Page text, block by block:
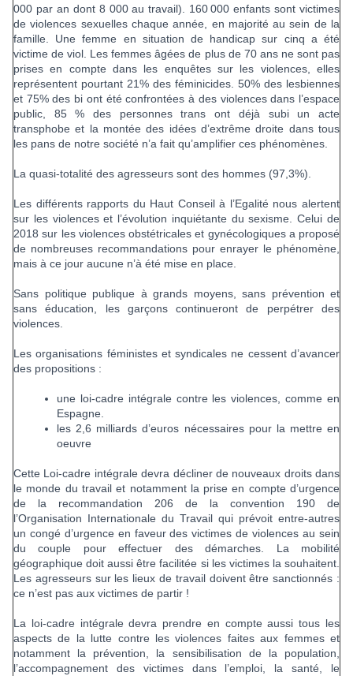
000 par an dont 8 000 au travail). 160 000 enfants sont victimes
de violences sexuelles chaque année, en majorité au sein de la
famille. Une femme en situation de handicap sur cinq a été
victime de viol. Les femmes âgées de plus de 70 ans ne sont pas
prises en compte dans les enquêtes sur les violences, elles
représentent pourtant 21% des féminicides. 50% des lesbiennes
et 75% des bi ont été confrontées à des violences dans l’espace
public, 85 % des personnes trans ont déjà subi un acte
transphobe et la montée des idées d’extrême droite dans tous
les pans de notre société n’a fait qu’amplifier ces phénomènes.
La quasi-totalité des agresseurs sont des hommes (97,3%).
Les différents rapports du Haut Conseil à l’Egalité nous alertent
sur les violences et l’évolution inquiétante du sexisme. Celui de
2018 sur les violences obstétricales et gynécologiques a proposé
de nombreuses recommandations pour enrayer le phénomène,
mais à ce jour aucune n’à été mise en place.
Sans politique publique à grands moyens, sans prévention et
sans éducation, les garçons continueront de perpétrer des
violences.
Les organisations féministes et syndicales ne cessent d’avancer
des propositions :
une loi-cadre intégrale contre les violences, comme en
Espagne.
les 2,6 milliards d’euros nécessaires pour la mettre en
oeuvre
Cette Loi-cadre intégrale devra décliner de nouveaux droits dans
le monde du travail et notamment la prise en compte d’urgence
de la recommandation 206 de la convention 190 de
l’Organisation Internationale du Travail qui prévoit entre-autres
un congé d’urgence en faveur des victimes de violences au sein
du couple pour effectuer des démarches. La mobilité
géographique doit aussi être facilitée si les victimes la souhaitent.
Les agresseurs sur les lieux de travail doivent être sanctionnés :
ce n’est pas aux victimes de partir !
La loi-cadre intégrale devra prendre en compte aussi tous les
aspects de la lutte contre les violences faites aux femmes et
notamment la prévention, la sensibilisation de la population,
l’accompagnement des victimes dans l’emploi, la santé, le